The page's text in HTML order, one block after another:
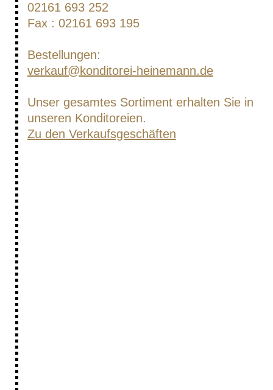
02161 693 252
Fax : 02161 693 195
Bestellungen:
verkauf@konditorei-heinemann.de
Unser gesamtes Sortiment erhalten Sie in
unseren Konditoreien.
Zu den Verkaufsgeschäften